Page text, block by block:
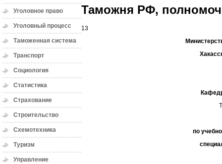
Уголовное право
Уголовный процесс
Таможенная система
Транспорт
Социология
Статистика
Страхование
Строительство
Схемотехника
Туризм
Управление
Таможня РФ,
13
по